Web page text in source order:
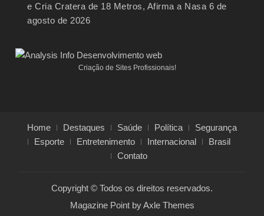
e Cria Cratera de 18 Metros, Afirma a Nasa 6 de
agosto de 2026
Criação de Sites Profissionais!
Home Destaques Saúde Política
Segurança
Esporte
Entretenimento Internacional
Brasil
Contato
Copyright © Todos os direitos reservados.
Magazine Point byAxle Themes